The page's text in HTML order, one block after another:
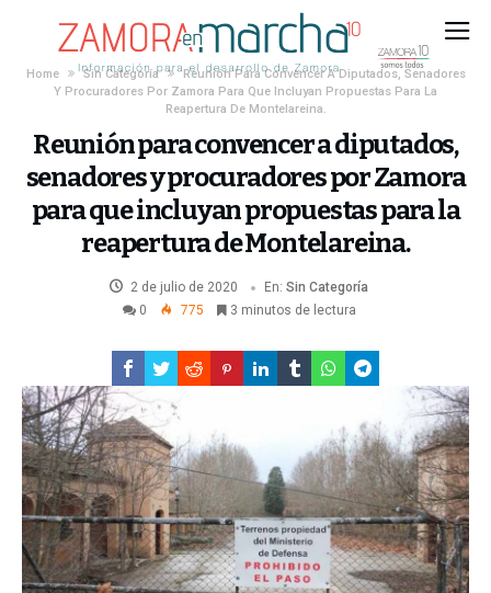
Home Sin Categoría
Reunión Para Convencer A Diputados, Senadores
Y Procuradores Por Zamora Para Que Incluyan Propuestas Para La
Reapertura De Montelareina.
Reunión para convencer a diputados,
senadores y procuradores por Zamora
para que incluyan propuestas para la
reapertura de Montelareina.
2 de julio de 2020 En: Sin Categoría
0
775 3 minutos de lectura